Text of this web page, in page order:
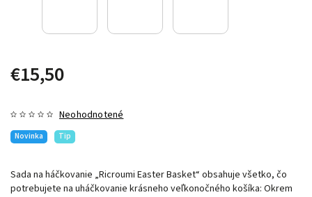
€15,50
Novinka Tip
Neohodnotené
Sada na háčkovanie „Ricroumi Easter Basket“ obsahuje všetko, čo
potrebujete na uháčkovanie krásneho veľkonočného košíka: Okrem